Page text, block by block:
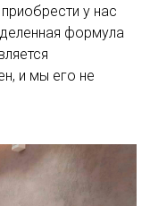
у нас
формула
и мы его не